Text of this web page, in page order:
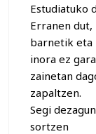
Estudiatuko
Erranen
barnetik eta
inora ez
zainetan
zapaltzen.
Segi
sortzen